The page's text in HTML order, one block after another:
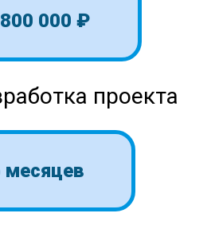
000 ₽
проекта
месяцев